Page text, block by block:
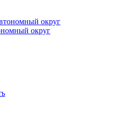
округ
округ